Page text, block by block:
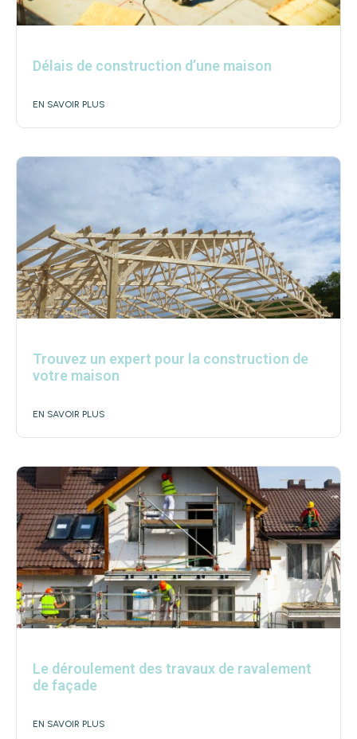
Délais de construction d’une maison
EN SAVOIR PLUS
Trouvez un expert pour la construction de
votre maison
EN SAVOIR PLUS
Le déroulement des travaux de ravalement
de façade
EN SAVOIR PLUS